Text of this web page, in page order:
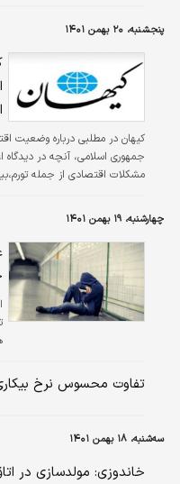
یک ماشین می‌توانست تقریبا ۲۴۰کارگر را بیکار کند! پس چرا…
پنجشنبه، ۲۰ بهمن ۱۴۰۱
کیهان در مطلبی درباره وضعیت
جمهوری اسلامی، آنچه در
مشکلات اقتصادی از جمله
چهارشنبه، ۱۹ بهمن ۱۴۰۱
تفاوت محسوس نرخ
سه‌شنبه، ۱۸ بهمن ۱۴۰۱
خاندوزی: مولدسازی در